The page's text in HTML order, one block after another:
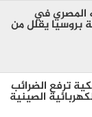
المصري في
بروسيا يقلل من
ترفع الضرائب